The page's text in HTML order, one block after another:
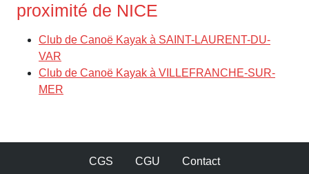
proximité de NICE
Club de Canoë Kayak à SAINT-LAURENT-DU-
VAR
Club de Canoë Kayak à VILLEFRANCHE-SUR-
MER
CGS CGU Contact